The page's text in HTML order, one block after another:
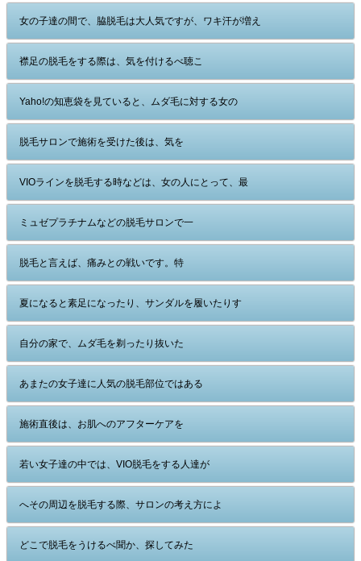
女の子達の間で、脇脱毛は大人気ですが、ワキ汗が増え
襟足の脱毛をする際は、気を付けるべ聴こ
Yaho!の知恵袋を見ていると、ムダ毛に対する女の
脱毛サロンで施術を受けた後は、気を
VIOラインを脱毛する時などは、女の人にとって、最
ミュゼプラチナムなどの脱毛サロンで一
脱毛と言えば、痛みとの戦いです。特
夏になると素足になったり、サンダルを履いたりす
自分の家で、ムダ毛を剃ったり抜いた
あまたの女子達に人気の脱毛部位ではある
施術直後は、お肌へのアフターケアを
若い女子達の中では、VIO脱毛をする人達が
へその周辺を脱毛する際、サロンの考え方によ
どこで脱毛をうけるべ聞か、探してみた